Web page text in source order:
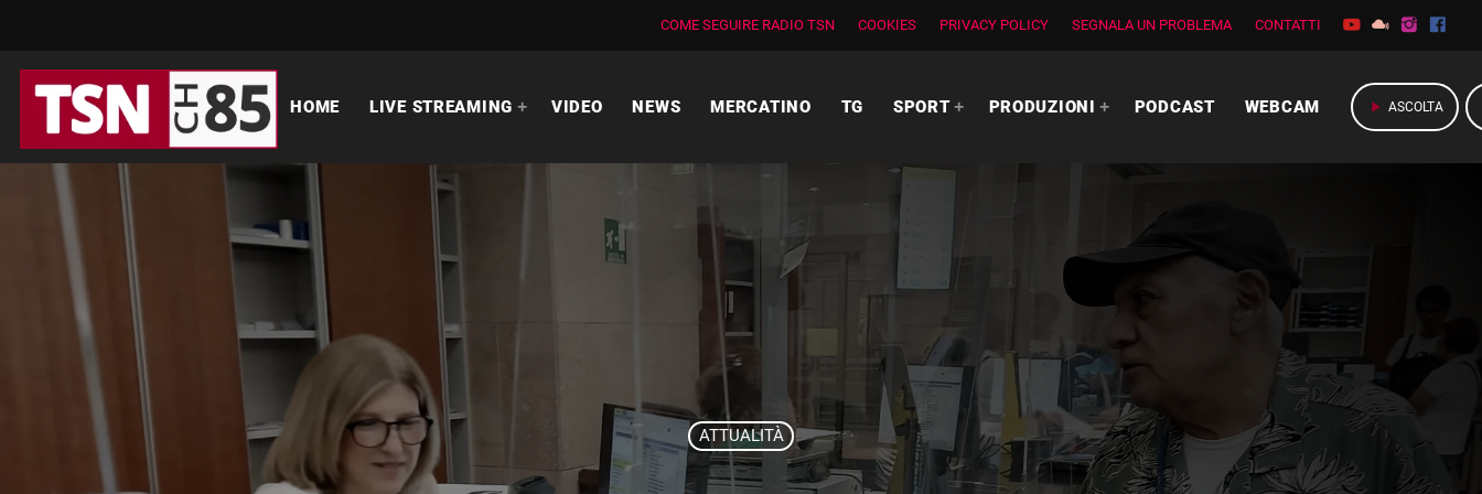
COME SEGUIRE RADIO TSN COOKIES PRIVACY POLICY SEGNALA UN PROBLEMA CONTATTI
HOME LIVE STREAMING VIDEO NEWS MERCATINO TG SPORT PRODUZIONI PODCAST WEBCAM play_arrow ASCOLTA
ATTUALITÀ